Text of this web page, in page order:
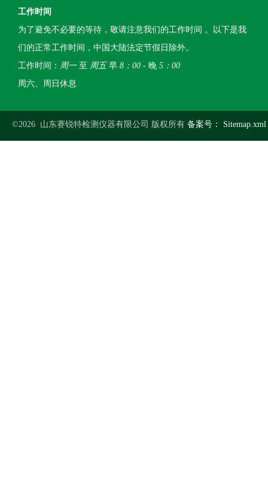
工作时间
为了避免不必要的等待，敬请注意我们的工作时间 。以下是我
们的正常工作时间，中国大陆法定节假日除外。
工作时间： 周一至 周五早 8：00 - 晚 5：00
周六、周日休息
©2026 山东赛锐特检测仪器有限公司 版权所有 备案号： Sitemap.xml